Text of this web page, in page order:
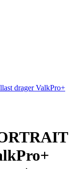
drager ValkPro+